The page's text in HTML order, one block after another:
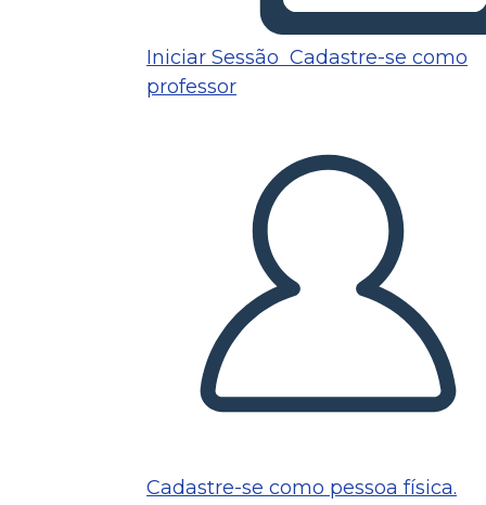
Iniciar Sessão Cadastre-se como
professor
Cadastre-se como pessoa física.